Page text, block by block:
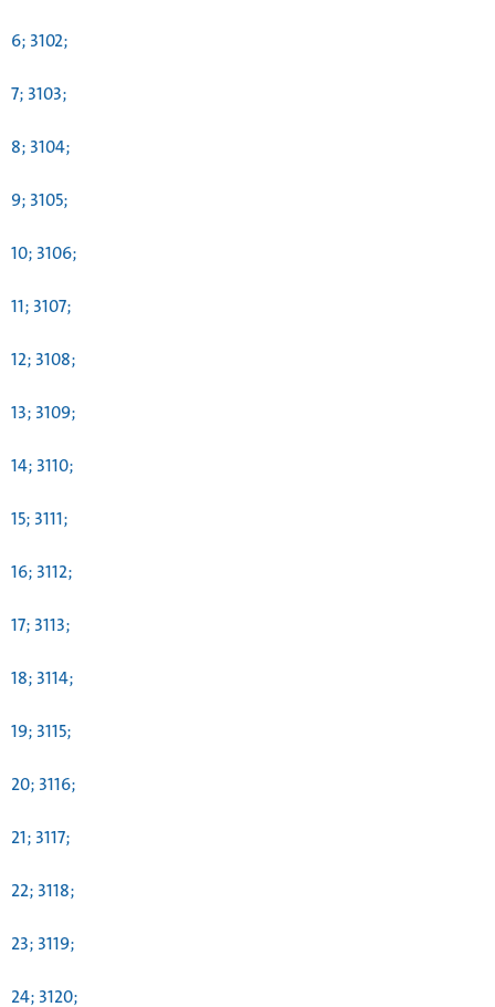
6; 3102;
7; 3103;
8; 3104;
9; 3105;
10; 3106;
11; 3107;
12; 3108;
13; 3109;
14; 3110;
15; 3111;
16; 3112;
17; 3113;
18; 3114;
19; 3115;
20; 3116;
21; 3117;
22; 3118;
23; 3119;
24; 3120;